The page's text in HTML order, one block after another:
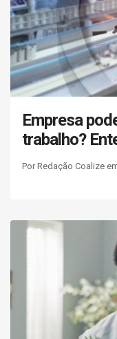
Empresa
trabalho?
Por Redação Coalize